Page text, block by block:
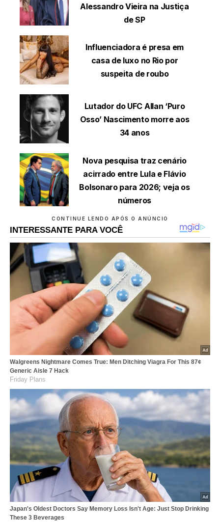
Alessandro Vieira na Justiça
de SP
Influenciadora é presa em
casa de luxo no Rio por
suspeita de roubo
Lutador do UFC Allan ‘Puro
Osso’ Nascimento morre aos
34 anos
Nova pesquisa traz cenário
acirrado entre Lula e Flávio
Bolsonaro para 2026; veja os
números
CONTINUE LENDO APÓS O ANÚNCIO
INTERESSANTE PARA VOCÊ
Walgreens Nightmare Comes True: Men Ditching Viagra For This 87¢
Generic Aisle 7 Hack
Friday Plans
Japan's Oldest Doctors Say Memory Loss Isn't Age: Just Stop Drinking
These 3 Beverages